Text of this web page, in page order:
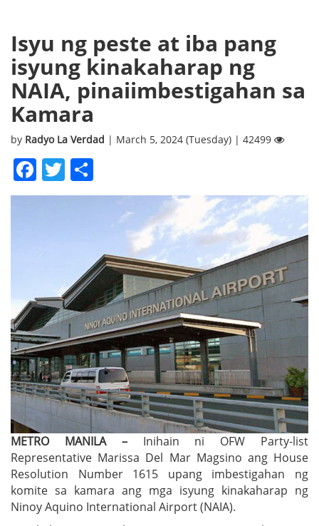
Isyu ng peste at iba pang
isyung kinakaharap ng
NAIA, pinaiimbestigahan sa
Kamara
by Radyo La Verdad | March 5, 2024 (Tuesday) | 42499
Facebook
Twitter
METRO MANILA – Inihain ni OFW Party-list
Representative Marissa Del Mar Magsino ang House
Resolution Number 1615 upang imbestigahan ng
komite sa kamara ang mga isyung kinakaharap ng
Ninoy Aquino International Airport (NAIA).